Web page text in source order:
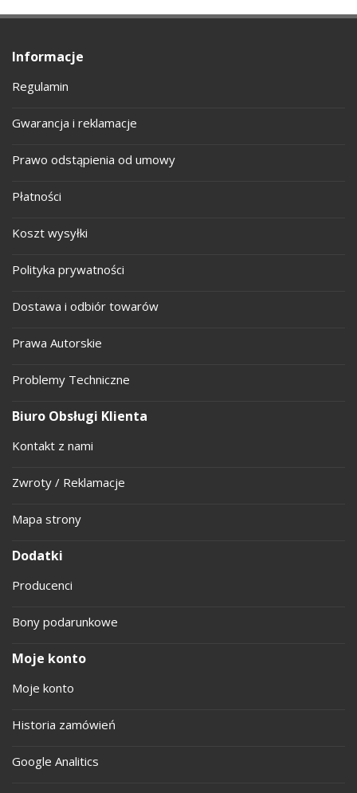
Informacje
Regulamin
Gwarancja i reklamacje
Prawo odstąpienia od umowy
Płatności
Koszt wysyłki
Polityka prywatności
Dostawa i odbiór towarów
Prawa Autorskie
Problemy Techniczne
Biuro Obsługi Klienta
Kontakt z nami
Zwroty / Reklamacje
Mapa strony
Dodatki
Producenci
Bony podarunkowe
Moje konto
Moje konto
Historia zamówień
Google Analitics